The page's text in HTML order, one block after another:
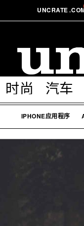
UNCRATE.
时尚 汽车
IPHONE应用程序